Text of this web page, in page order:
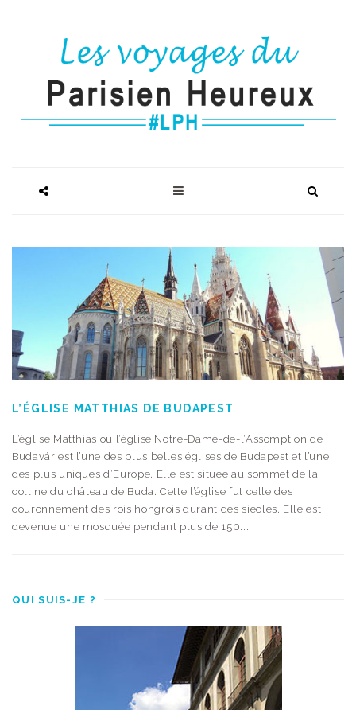
L’ÉGLISE MATTHIAS DE BUDAPEST
L’église Matthias ou l’église Notre-Dame-de-l’Assomption de
Budavár est l’une des plus belles églises de Budapest et l’une
des plus uniques d’Europe. Elle est située au sommet de la
colline du château de Buda. Cette l’église fut celle des
couronnement des rois hongrois durant des siècles. Elle est
devenue une mosquée pendant plus de 150...
QUI SUIS-JE ?